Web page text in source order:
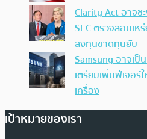
Clarity Act อาจช
SEC ตรวจสอบเ
ลงทุนขาดทุนยับ
Samsung อาจเ
เตรียมเพิ่มฟีเจอร์
เครื่อง
เป้าหมายของเรา